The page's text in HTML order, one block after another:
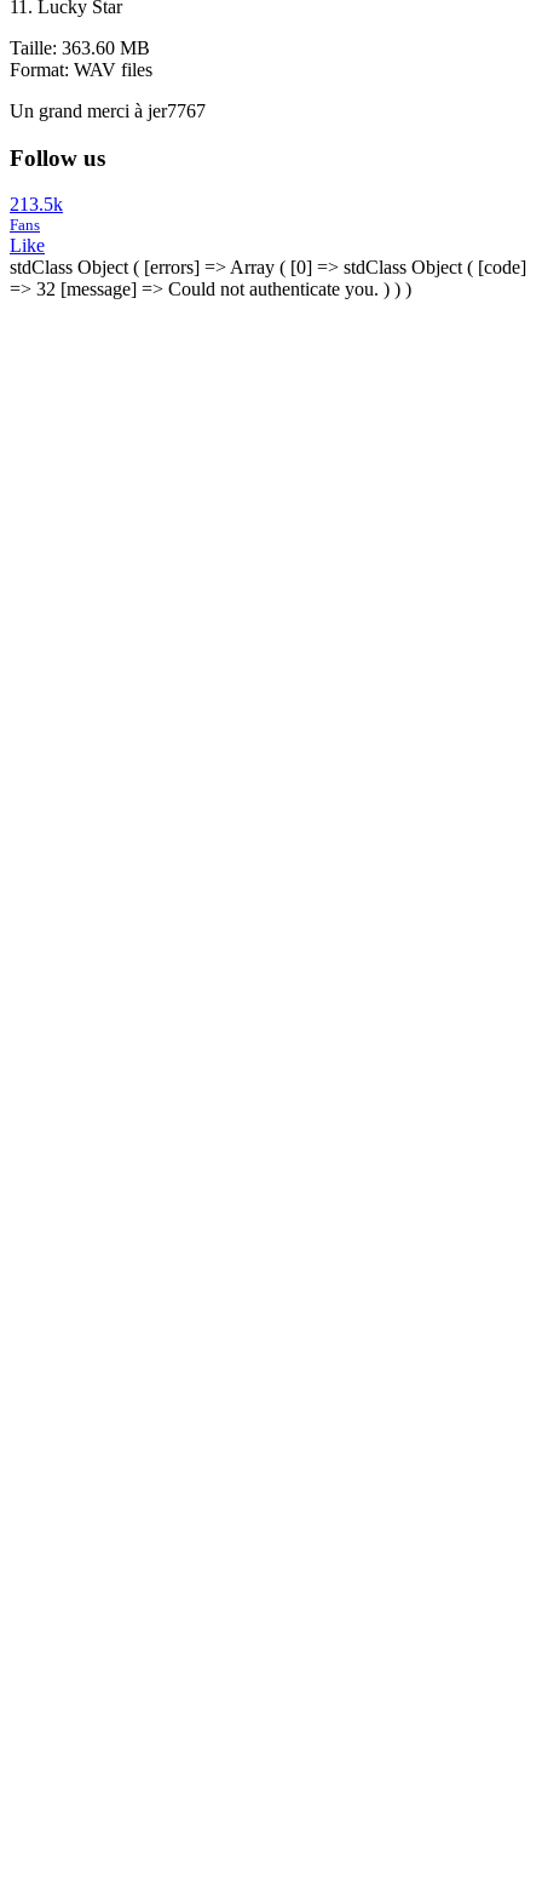
11. Lucky Star
Taille: 363.60 MB
Format: WAV files
Un grand merci à jer7767
Follow us
213.5k
Fans
Like
stdClass Object ( [errors] => Array ( [0] => stdClass Object ( [code]
=> 32 [message] => Could not authenticate you. ) ) )